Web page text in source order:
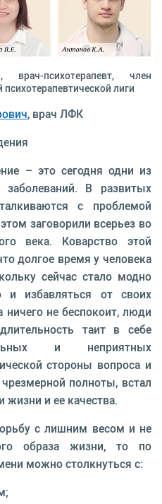
психотерапевт, член
лиги
, врач ЛФК
– это сегодня одни из
В развитых
с проблемой
заговорили всерьез во
века. Коварство этой
долгое время у человека
сейчас стало модно
избавляться от своих
не беспокоит, люди
таит в себе
и неприятных
стороны вопроса и
пол­ноты, встал
жизни и ее качества.
с лишним весом и не
образа жизни, то по
можно столкнуться с: